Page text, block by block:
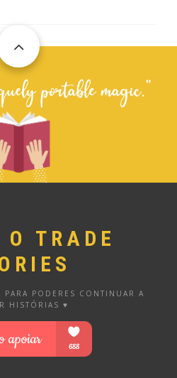
TRADE
PARA PODERES CONTINUAR A
HISTÓRIAS ♥